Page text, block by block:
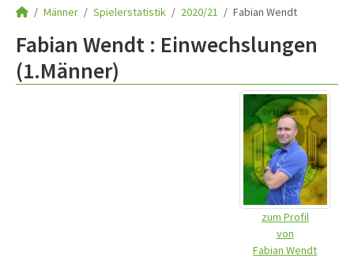
Männer Spielerstatistik 2020/21 Fabian Wendt
Fabian Wendt : Einwechslungen
(1.Männer)
zum Profil
von
Fabian Wendt